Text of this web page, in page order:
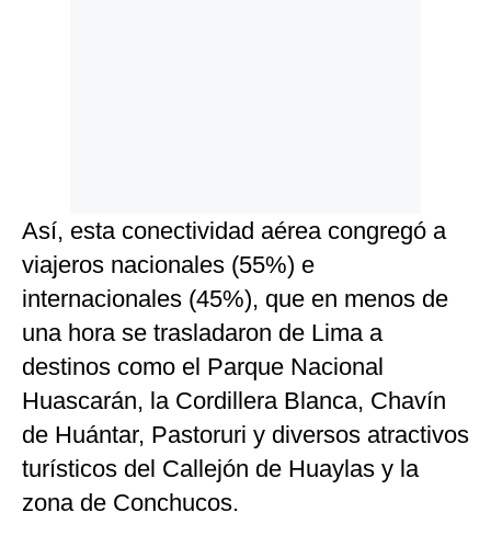
Así, esta conectividad aérea congregó a
viajeros nacionales (55%) e
internacionales (45%), que en menos de
una hora se trasladaron de Lima a
destinos como el Parque Nacional
Huascarán, la Cordillera Blanca, Chavín
de Huántar, Pastoruri y diversos atractivos
turísticos del Callejón de Huaylas y la
zona de Conchucos.